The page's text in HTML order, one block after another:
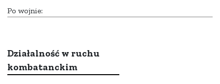
Po wojnie:
Działalność w ruchu
kombatanckim